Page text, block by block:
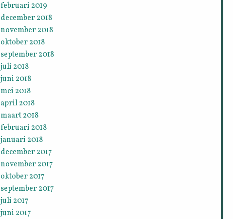
februari 2019
december 2018
november 2018
oktober 2018
september 2018
juli 2018
juni 2018
mei 2018
april 2018
maart 2018
februari 2018
januari 2018
december 2017
november 2017
oktober 2017
september 2017
juli 2017
juni 2017